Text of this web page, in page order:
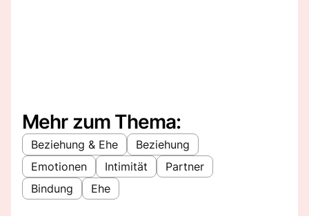
Mehr zum Thema:
Beziehung & Ehe
Beziehung
Emotionen
Intimität
Partner
Bindung
Ehe